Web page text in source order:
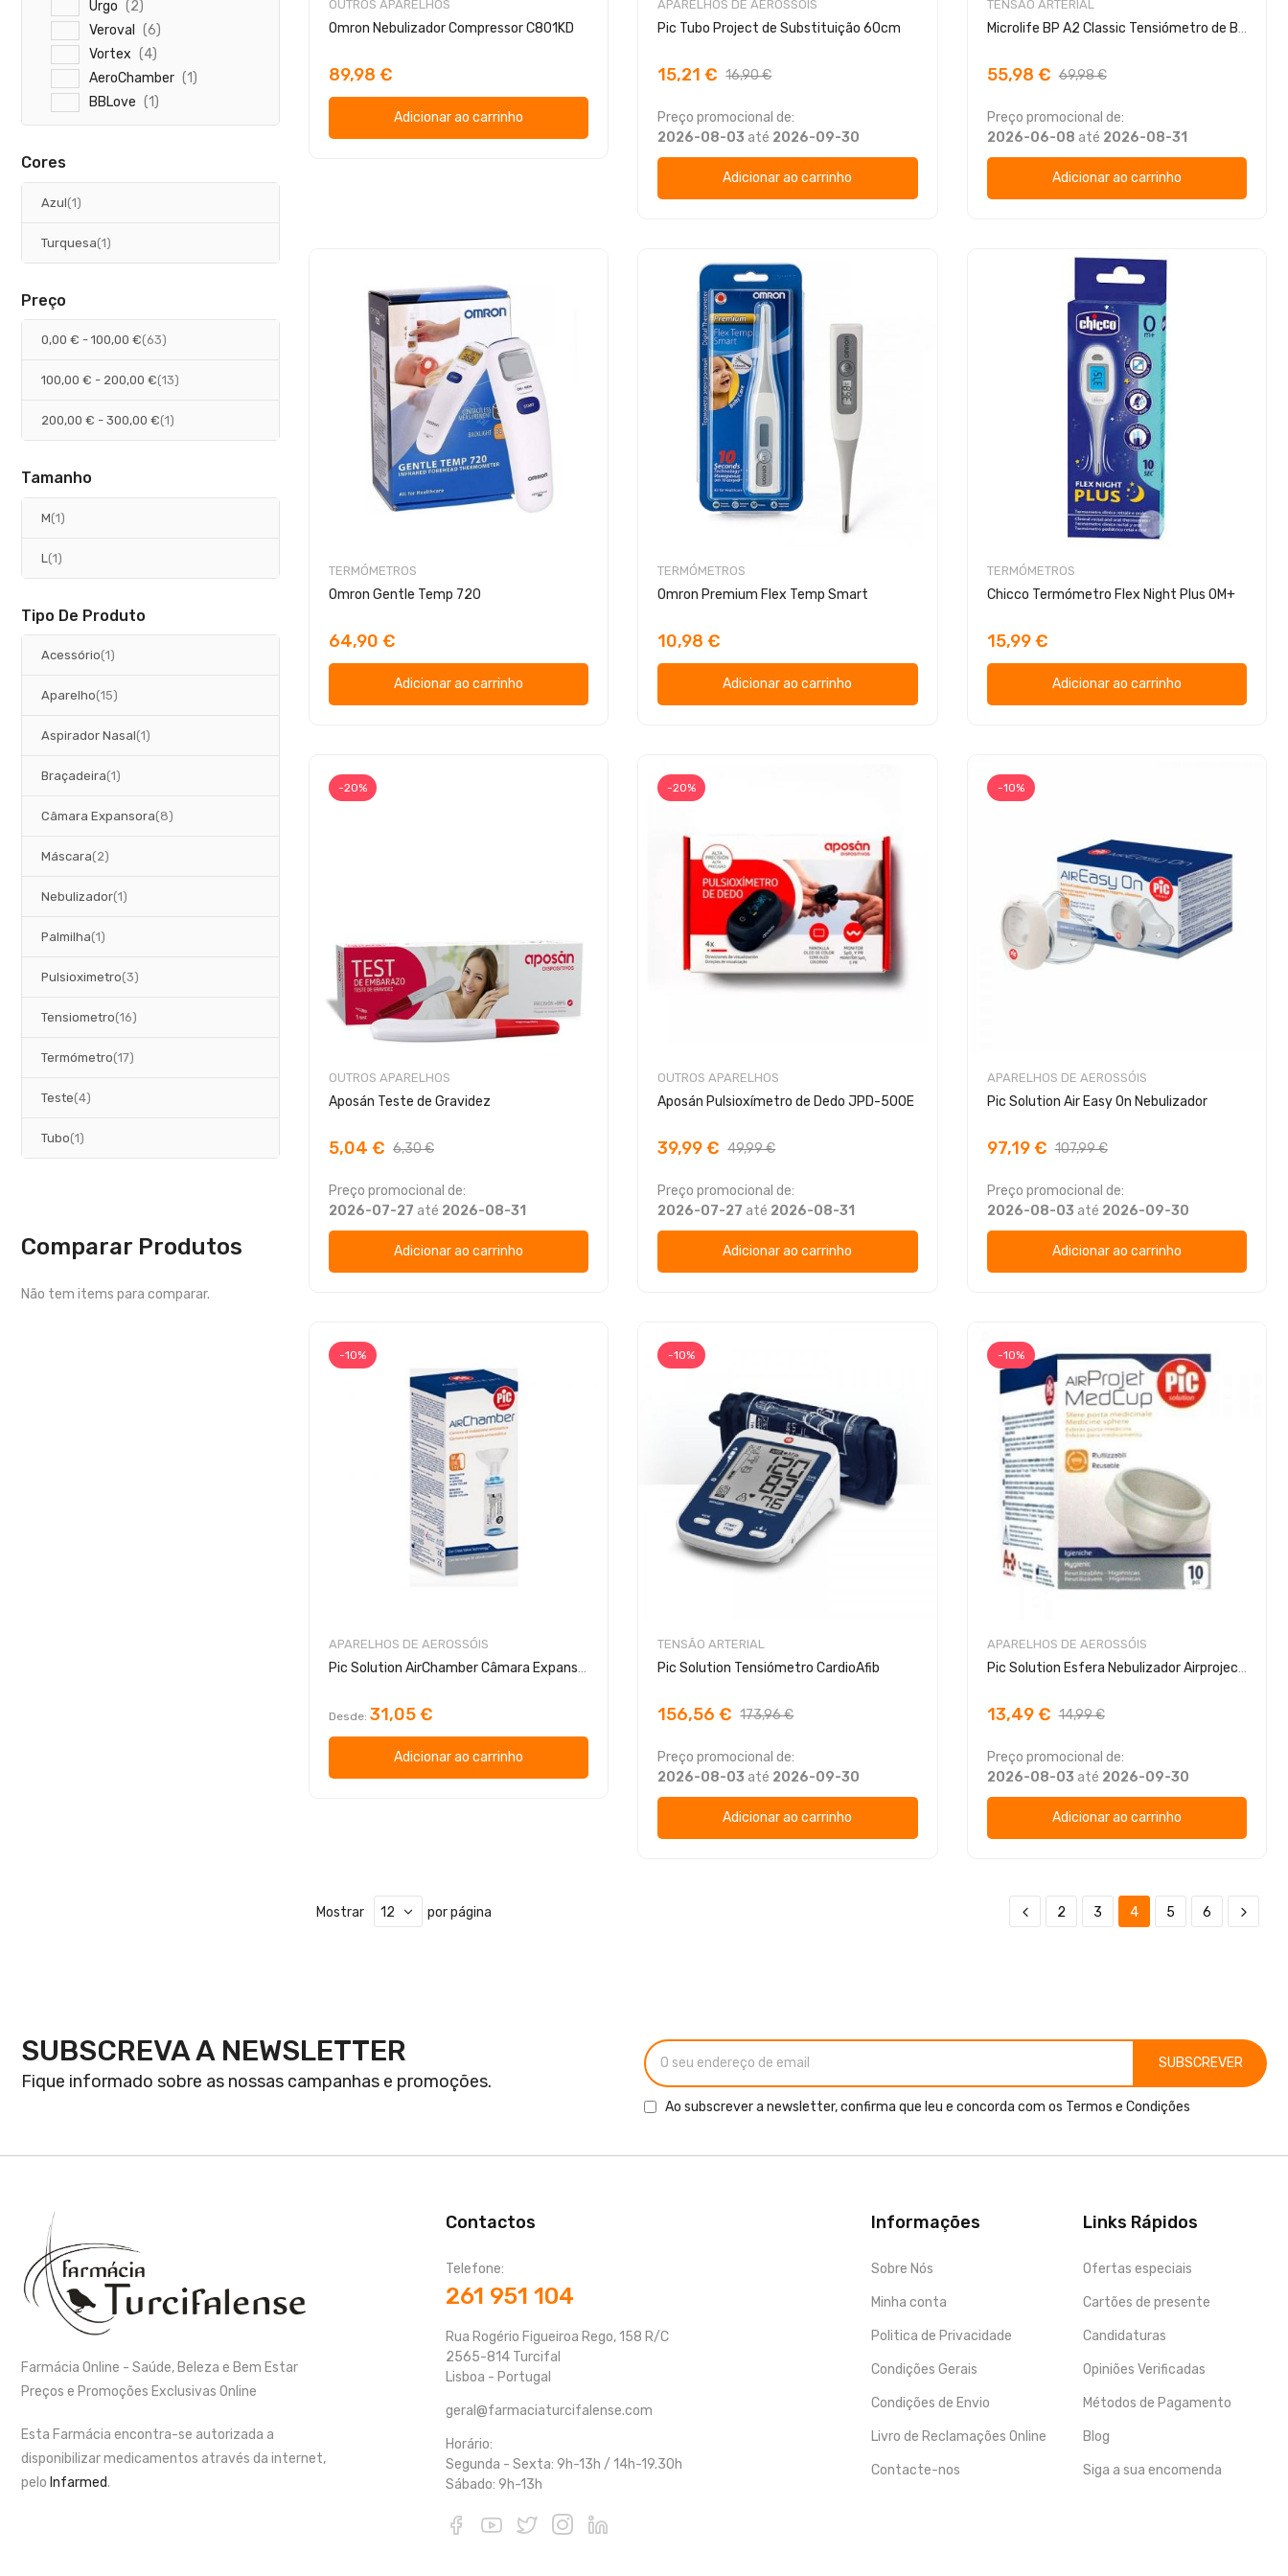
OUTROS APARELHOS
Omron Nebulizador Compressor C801KD
89,98 €
Adicionar ao carrinho
APARELHOS DE AEROSSÓIS
Pic Tubo Project de Substituição 60cm
15,21 € 16,90 €
Preço promocional de:
2026-08-03 até 2026-09-30
Adicionar ao carrinho
TENSÃO ARTERIAL
Microlife BP A2 Classic Tensiómetro de Braço
55,98 € 69,98 €
Preço promocional de:
2026-06-08 até 2026-08-31
Adicionar ao carrinho
TERMÓMETROS
Omron Gentle Temp 720
64,90 €
Adicionar ao carrinho
TERMÓMETROS
Omron Premium Flex Temp Smart
10,98 €
Adicionar ao carrinho
TERMÓMETROS
Chicco Termómetro Flex Night Plus 0M+
15,99 €
Adicionar ao carrinho
-20%
OUTROS APARELHOS
Aposán Teste de Gravidez
5,04 € 6,30 €
Preço promocional de:
2026-07-27 até 2026-08-31
Adicionar ao carrinho
-20%
OUTROS APARELHOS
Aposán Pulsioxímetro de Dedo JPD-500E
39,99 € 49,99 €
Preço promocional de:
2026-07-27 até 2026-08-31
Adicionar ao carrinho
-10%
APARELHOS DE AEROSSÓIS
Pic Solution Air Easy On Nebulizador
97,19 € 107,99 €
Preço promocional de:
2026-08-03 até 2026-09-30
Adicionar ao carrinho
-10%
APARELHOS DE AEROSSÓIS
Pic Solution AirChamber Câmara Expansora
Desde 31,05 €
Adicionar ao carrinho
-10%
TENSÃO ARTERIAL
Pic Solution Tensiómetro CardioAfib
156,56 € 173,96 €
Preço promocional de:
2026-08-03 até 2026-09-30
Adicionar ao carrinho
-10%
APARELHOS DE AEROSSÓIS
Pic Solution Esfera Nebulizador Airproject Medcup
13,49 € 14,99 €
Preço promocional de:
2026-08-03 até 2026-09-30
Adicionar ao carrinho
2 3 4 5 6
Mostrar por página
Urgo 2
r
t
i
o
s
Veroval 6
i
s
Vortex 4
t
i
AeroChamber 1
i
BBLove 1
o
Cores
Azul 1
artigo
Turquesa 1
artigo
Preço
0,00 € - 100,00 € 63
artigos
100,00 € - 200,00 € 13
artigos
200,00 € - 300,00 € 1
artigo
Tamanho
M 1
artigo
L 1
artigo
Tipo De Produto
Acessório 1
artigo
Aparelho 15
artigos
Aspirador Nasal 1
artigo
Braçadeira 1
artigo
Câmara Expansora 8
artigos
Máscara 2
artigos
Nebulizador 1
artigo
Palmilha 1
artigo
Pulsioximetro 3
artigos
Tensiometro 16
artigos
Termómetro 17
artigos
Teste 4
artigos
Tubo 1
artigo
Comparar Produtos
Não tem items para comparar.
SUBSCREVA A NEWSLETTER
Fique informado sobre as nossas campanhas e promoções.
SUBSCREVER
Ao subscrever a newsletter, confirma que leu e concorda com os Termos e Condições
Farmácia Online - Saúde, Beleza e Bem Estar
Preços e Promoções Exclusivas Online
Esta Farmácia encontra-se autorizada a
disponibilizar medicamentos através da internet,
pelo Infarmed.
Contactos
Telefone:
261 951 104
Rua Rogério Figueiroa Rego, 158 R/C
2565-814 Turcifal
Lisboa - Portugal
geral@farmaciaturcifalense.com
Horário:
Segunda - Sexta: 9h-13h / 14h-19.30h
Sábado: 9h-13h
Informações
Sobre Nós
Minha conta
Politica de Privacidade
Condições Gerais
Condições de Envio
Livro de Reclamações Online
Contacte-nos
Links Rápidos
Ofertas especiais
Cartões de presente
Candidaturas
Opiniões Verificadas
Métodos de Pagamento
Blog
Siga a sua encomenda